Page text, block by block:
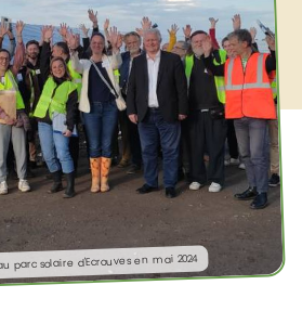
parc solaire d'Ecrouves en mai 2024